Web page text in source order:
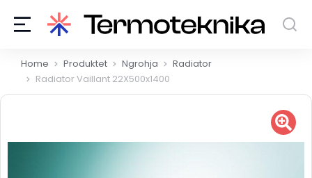
You are here:
Home Produktet Ngrohja
Radiator
Radiator Vaillant 22X500x1400